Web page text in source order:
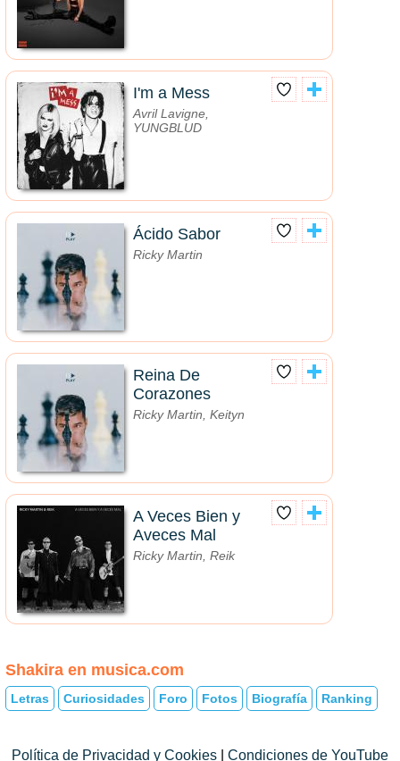
I'm a Mess
Avril Lavigne,
YUNGBLUD
Ácido Sabor
Ricky Martin
Reina De
Corazones
Ricky Martin, Keityn
A Veces Bien y
Aveces Mal
Ricky Martin, Reik
Shakira en musica.com
Letras Curiosidades Foro Fotos Biografía Ranking
Política de Privacidad y Cookies Condiciones de YouTube